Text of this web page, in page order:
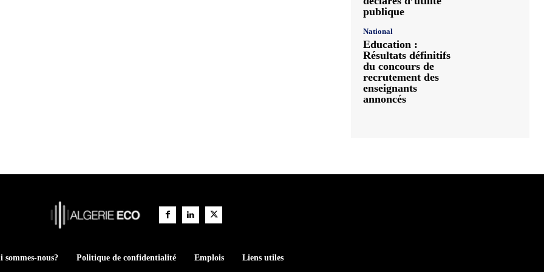
publique
National
Education :
Résultats définitifs
du concours de
recrutement des
enseignants
annoncés
sommes-nous? Politique de confidentialité Emplois Liens utiles